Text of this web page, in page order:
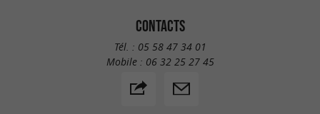
CONTACTS
Tél. : 05 58 47 34 01
Mobile : 06 32 25 27 45